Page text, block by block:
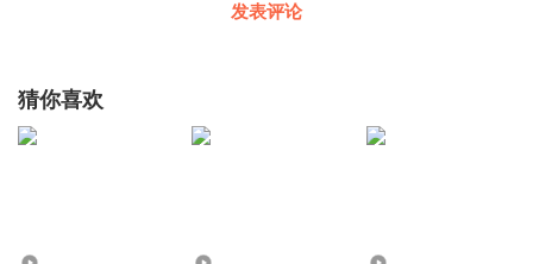
发表评论
猜你喜欢